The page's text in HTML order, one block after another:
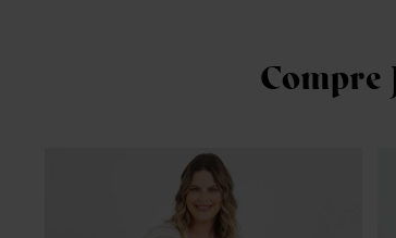
Compre